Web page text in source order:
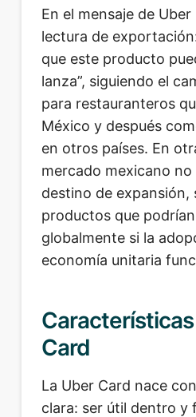
En el mensaje de
lectura de
que este producto
lanza”, siguiendo el
para restauranteros
México y después
en otros países. En
mercado mexicano no
destino de expansión,
productos que
globalmente si la
economía unitaria
Card
La Uber Card nace
clara: ser útil dentro y